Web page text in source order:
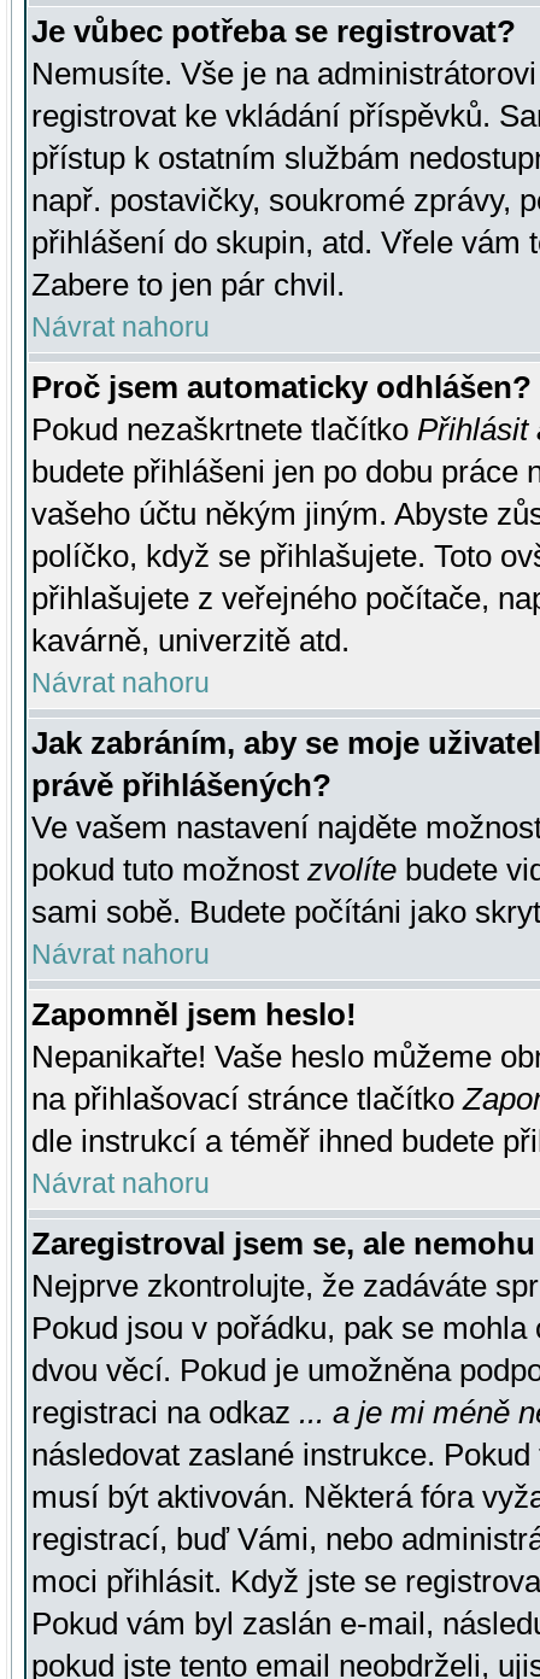
Je vůbec potřeba se registrovat?
Nemusíte. Vše je na
registrovat ke vkládání příspěvků.
přístup k ostatním službám
např. postavičky, soukromé zprávy,
přihlášení do skupin, atd. Vřele vám
Zabere to jen pár chvil.
Návrat nahoru
Proč jsem automaticky odhlášen?
Pokud nezaškrtnete tlačítko Přihlásit
budete přihlášeni jen po dobu práce
vašeho účtu někým jiným. Abyste
políčko, když se přihlašujete. Toto
přihlašujete z veřejného počítače,
kavárně, univerzitě atd.
Návrat nahoru
Jak zabráním, aby se moje
právě přihlášených?
Ve vašem nastavení najděte
pokud tuto možnost zvolíte budete
sami sobě. Budete počítáni jako
Návrat nahoru
Zapomněl jsem heslo!
Nepanikařte! Vaše heslo můžeme
na přihlašovací stránce tlačítko
dle instrukcí a téměř ihned budete
Návrat nahoru
Zaregistroval jsem se, ale
Nejprve zkontrolujte, že zadáváte
Pokud jsou v pořádku, pak se
dvou věcí. Pokud je umožněna
registraci na odkaz ... a je mi méně
následovat zaslané instrukce.
musí být aktivován. Některá fóra
registrací, buď Vámi, nebo
moci přihlásit. Když jste se
Pokud vám byl zaslán e-mail,
pokud jste tento email neobdrželi,